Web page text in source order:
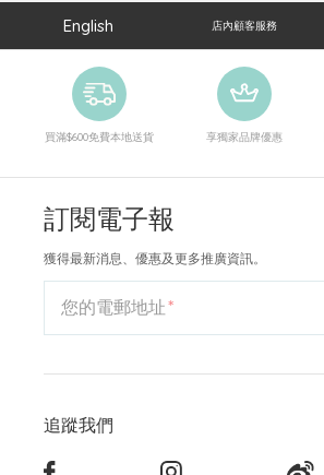
English 店內顧客服務
買滿$600免費本地送貨 享獨家品牌優惠
訂閱電子報
獲得最新消息、優惠及更多推廣資訊。
您的電郵地址
追蹤我們